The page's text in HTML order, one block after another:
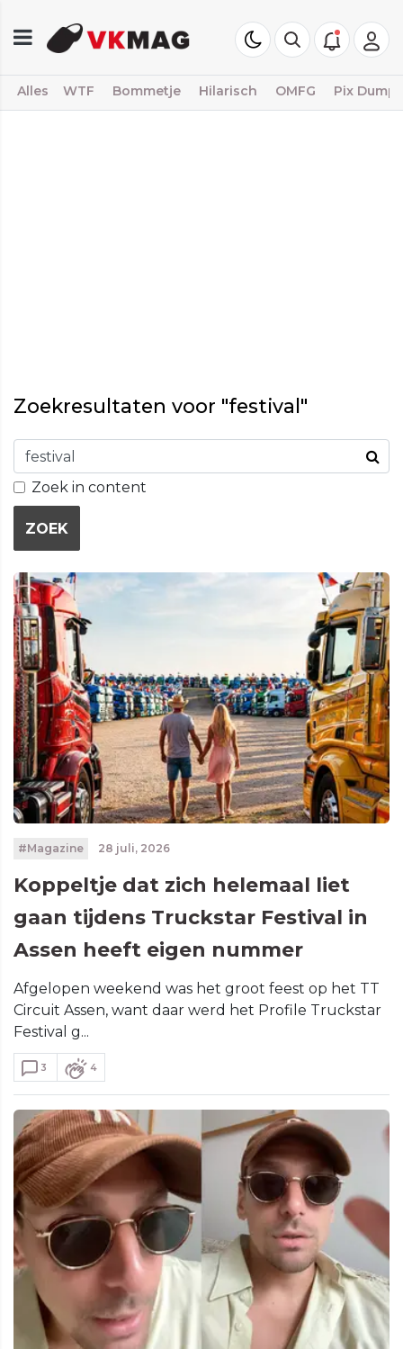
Alles WTF Bommetje Hilarisch OMFG Pix Dump
Zoekresultaten voor "festival"
Zoek in content
ZOEK
#Magazine 28 juli, 2026
Koppeltje dat zich helemaal liet
gaan tijdens Truckstar Festival in
Assen heeft eigen nummer
Afgelopen weekend was het groot feest op het TT
Circuit Assen, want daar werd het Profile Truckstar
Festival g...
3 4